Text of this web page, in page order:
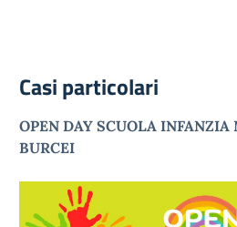
Casi particolari
OPEN DAY SCUOLA
BURCEI